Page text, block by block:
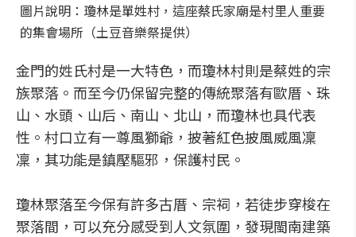
圖片說明：瓊林是單姓村，這座蔡氏家廟是村里人重要
的集會場所（土豆音樂祭提供）
金門的姓氏村是一大特色，而瓊林村則是蔡姓的宗
族聚落。而至今仍保留完整的傳統聚落有歐厝、珠
山、水頭、山后、南山、北山，而瓊林也具代表
性。村口立有一尊風獅爺，披著紅色披風威風凜
凜，其功能是鎮壓驅邪，保護村民。
瓊林聚落至今保有許多古厝、宗祠，若徒步穿梭在
聚落間，可以充分感受到人文氛圍，發現閩南建築